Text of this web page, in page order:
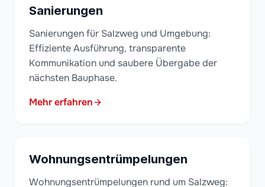
Sanierungen
Sanierungen für Salzweg und Umgebung:
Effiziente Ausführung, transparente
Kommunikation und saubere Übergabe der
nächsten Bauphase.
Mehr erfahren
Wohnungsentrümpelungen
Wohnungsentrümpelungen rund um Salzweg: